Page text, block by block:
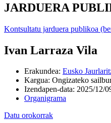
JARDUERA
Kontsultatu jarduera publikoa
Ivan Larraza Vila
Erakundea: Eusko
Kargua: Ongizateko
Izendapen-data: 2025/12/
Organigrama
Datu orokorrak